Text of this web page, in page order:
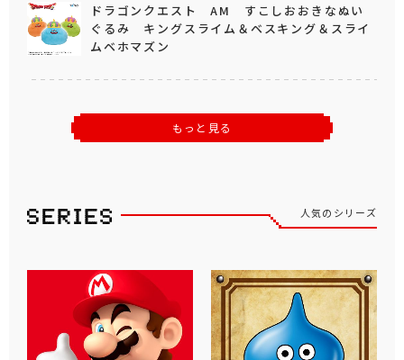
ドラゴンクエスト AM すこしおおきなぬい
ぐるみ キングスライム＆ベスキング＆スライ
ムベホマズン
もっと見る
人気のシリーズ